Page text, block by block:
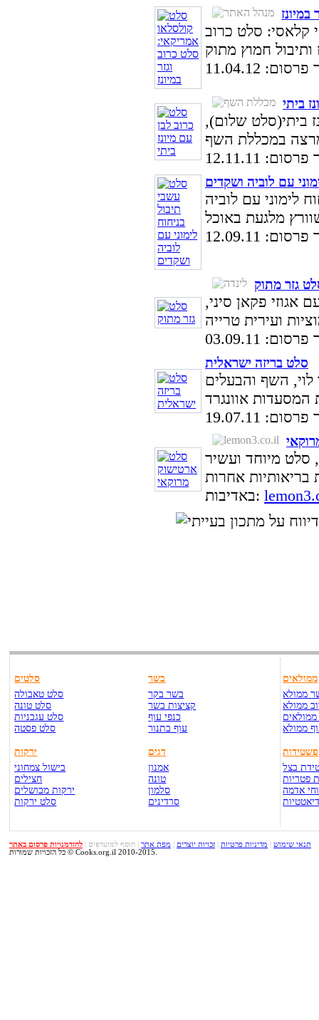
קלאסי: סלט כרוב
11.04.12
ביתי
ביתי(סלט שלום),
12.11.11
עם לוביה ושקדים
לימוני עם לוביה
12.09.11
גזר מתוק
אגוזי פקאן סיני,
03.09.11
סלט בריזה ישראלית
לוי, השף והבעלים
19.07.11
סלט מיוחד ועשיר
באדיבות:
סלטים
סלט טאבולה
סלט טונה
סלט עגבניות
סלט פסטה
ירקות
בישול צמחוני
חצילים
ירקות מבושלים
סלט ירקות
בשר
בשר בקר
קציצות בשר
כנפי עוף
עוף בתנור
דגים
אמנון
טונה
סלמון
סרדינים
ממולאים
ממולא
ממולא
ממולא
פשטידות
בצל
פטריות
אדמה
תנאי שימוש מדיניות פרטיות זכויות יוצרים מפת אתר הוסף למועדפים
להזדמנויות פרסום באתר
כל הזכויות שמורות © Cooks.org.il 2010-2015.